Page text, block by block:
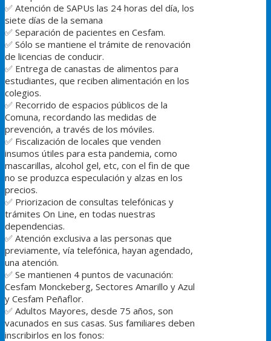
✅ Atención de SAPUs las 24 horas del día, los
siete días de la semana
✅ Separación de pacientes en Cesfam.
✅ Sólo se mantiene el trámite de renovación
de licencias de conducir.
✅ Entrega de canastas de alimentos para
estudiantes, que reciben alimentación en los
colegios.
✅ Recorrido de espacios públicos de la
Comuna, recordando las medidas de
prevención, a través de los móviles.
✅ Fiscalización de locales que venden
insumos útiles para esta pandemia, como
mascarillas, alcohol gel, etc, con el fin de que
no se produzca especulación y alzas en los
precios.
✅ Priorizacion de consultas telefónicas y
trámites On Line, en todas nuestras
dependencias.
✅ Atención exclusiva a las personas que
previamente, vía telefónica, hayan agendado,
una atención.
✅ Se mantienen 4 puntos de vacunación:
Cesfam Monckeberg, Sectores Amarillo y Azul
y Cesfam Peñaflor.
✅ Adultos Mayores, desde 75 años, son
vacunados en sus casas. Sus familiares deben
inscribirlos en los fonos: